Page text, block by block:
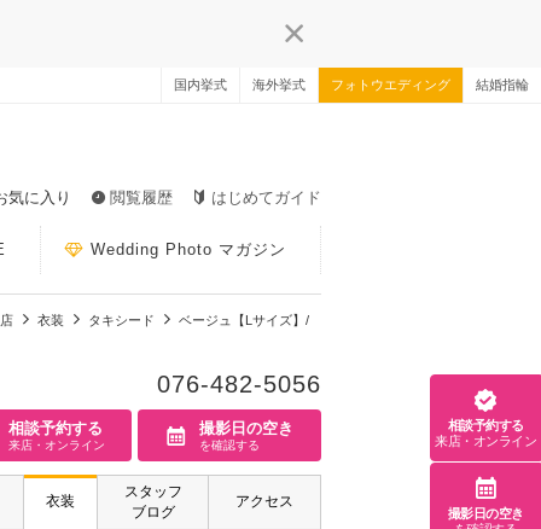
国内挙式 海外挙式 フォトウエディング 結婚指輪
気に入り 閲覧履歴 はじめてガイド
Wedding Photo マガジン
衣装 タキシード ベージュ【Lサイズ】/
076-482-5056
相談予約する
来店・オンライン
撮影日の空き
を確認する
衣装
スタッフ
ブログ
アクセス
相談予約する
来店・オンライン
撮影日の空き